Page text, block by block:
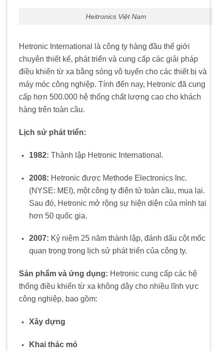
Heitronics Việt Nam
Hetronic International là công ty hàng đầu thế giới
chuyên thiết kế, phát triển và cung cấp các giải pháp
điều khiển từ xa bằng sóng vô tuyến cho các thiết bị và
máy móc công nghiệp. Tính đến nay, Hetronic đã cung
cấp hơn 500.000 hệ thống chất lượng cao cho khách
hàng trên toàn cầu.
Lịch sử phát triển:
1982: Thành lập Hetronic International.
2008: Hetronic được Methode Electronics Inc.
(NYSE: MEI), một công ty điện tử toàn cầu, mua lại.
Sau đó, Hetronic mở rộng sự hiện diện của mình tại
hơn 50 quốc gia.
2007: Kỷ niệm 25 năm thành lập, đánh dấu cột mốc
quan trọng trong lịch sử phát triển của công ty.
Sản phẩm và ứng dụng: Hetronic cung cấp các hệ
thống điều khiển từ xa không dây cho nhiều lĩnh vực
công nghiệp, bao gồm:
Xây dựng
Khai thác mỏ